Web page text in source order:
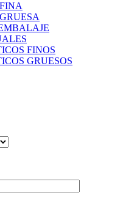
FINOS
GRUESOS